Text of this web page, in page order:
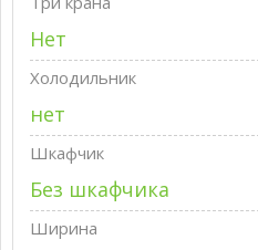
Нет
Холодильник
нет
Шкафчик
Без шкафчика
Ширина